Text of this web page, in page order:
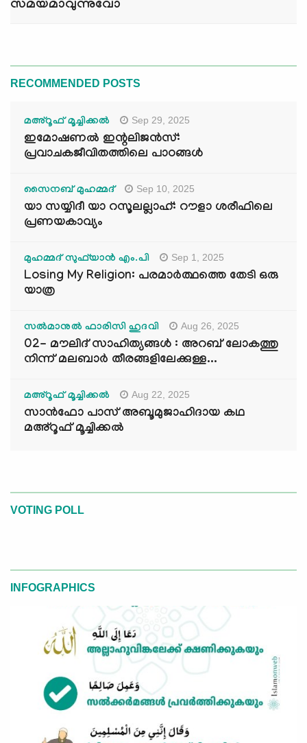
സമയമാവുന്നുവോ
RECOMMENDED POSTS
മഅ്റൂഫ് മൂച്ചിക്കല്‍ Sep 29, 2025
ഇമോഷണൽ ഇന്റലിജൻസ്:
പ്രവാചകജീവിതത്തിലെ പാഠങ്ങൾ
സൈനബ് മുഹമ്മദ് Sep 10, 2025
യാ സയ്യിദീ യാ റസൂലല്ലാഹ്: റൗളാ ശരീഫിലെ
പ്രണയകാവ്യം
മുഹമ്മദ് സുഫ്‌യാൻ എം.പി Sep 1, 2025
Losing My Religion: പരമാർത്ഥത്തെ തേടി ഒരു
യാത്ര
സൽമാനുൽ ഫാരിസി ഹുദവി Aug 26, 2025
02- മൗലിദ് സാഹിത്യങ്ങൾ : അറബ് ലോകത്തു
നിന്ന് മലബാർ തീരങ്ങളിലേക്കുള്ള...
മഅ്റൂഫ് മൂച്ചിക്കല്‍ Aug 22, 2025
സാൻഫോ പാസ് അബൂമുജാഹിദായ കഥ
മഅ്റൂഫ് മൂച്ചിക്കല്‍
VOTING POLL
INFOGRAPHICS